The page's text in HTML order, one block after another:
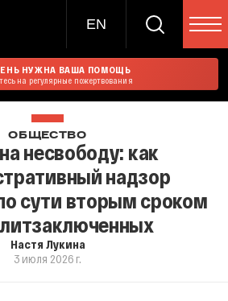
EN
НУЖНА ВАША ПОМОЩЬ
на регулярные пожертвования
ОБЩЕСТВО
несвободу: как
надзор
сути вторым сроком
Настя Лукина
3 июля 2026 г.